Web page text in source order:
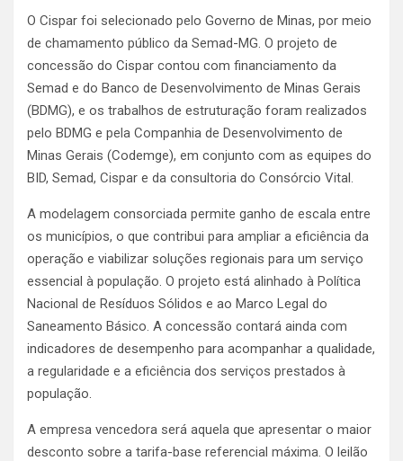
O Cispar foi selecionado pelo Governo de Minas, por meio
de chamamento público da Semad-MG. O projeto de
concessão do Cispar contou com financiamento da
Semad e do Banco de Desenvolvimento de Minas Gerais
(BDMG), e os trabalhos de estruturação foram realizados
pelo BDMG e pela Companhia de Desenvolvimento de
Minas Gerais (Codemge), em conjunto com as equipes do
BID, Semad, Cispar e da consultoria do Consórcio Vital.
A modelagem consorciada permite ganho de escala entre
os municípios, o que contribui para ampliar a eficiência da
operação e viabilizar soluções regionais para um serviço
essencial à população. O projeto está alinhado à Política
Nacional de Resíduos Sólidos e ao Marco Legal do
Saneamento Básico. A concessão contará ainda com
indicadores de desempenho para acompanhar a qualidade,
a regularidade e a eficiência dos serviços prestados à
população.
A empresa vencedora será aquela que apresentar o maior
desconto sobre a tarifa-base referencial máxima. O leilão